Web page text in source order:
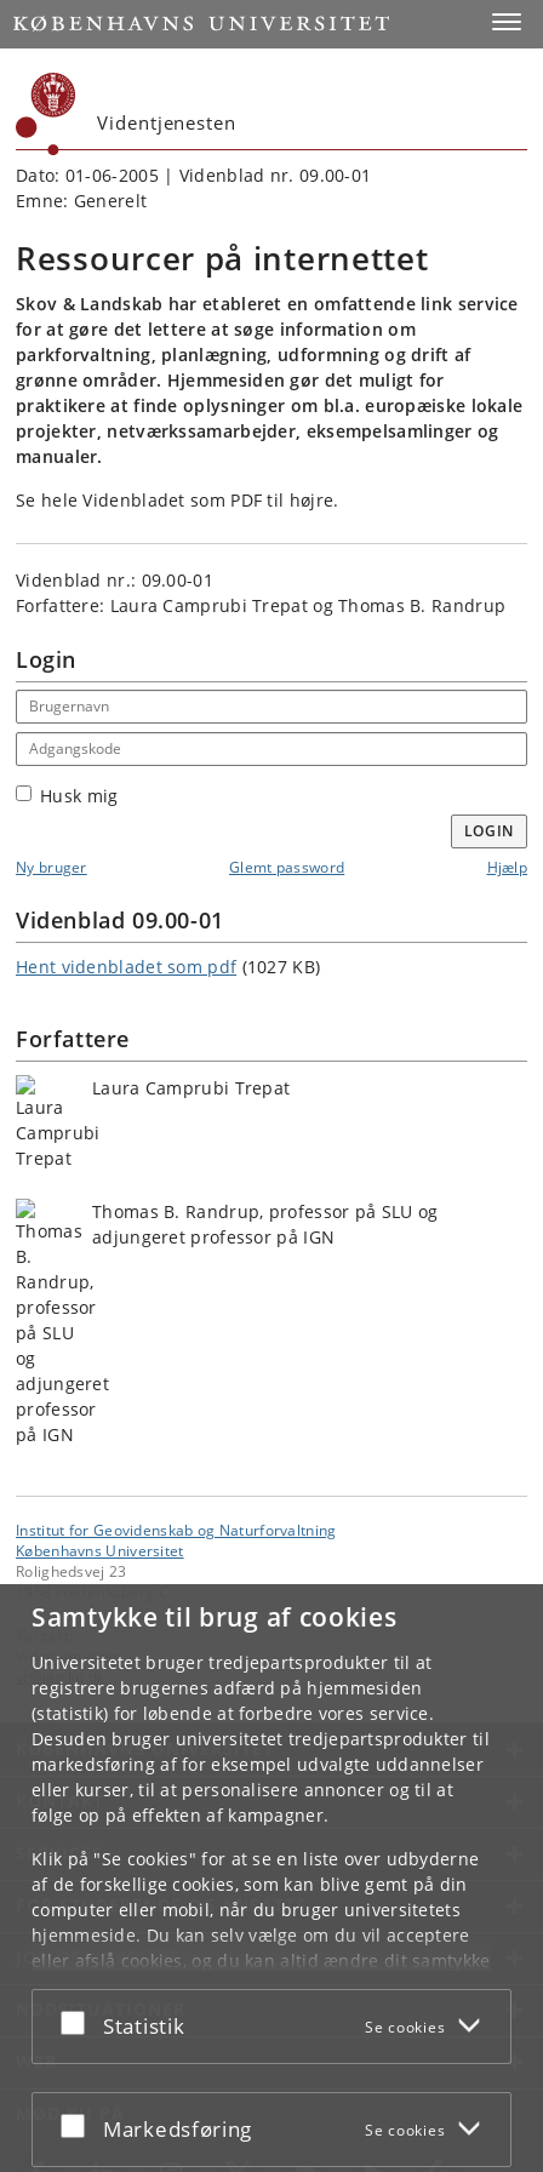
Samtykke til brug af cookies
Universitetet bruger tredjepartsprodukter til at
registrere brugernes adfærd på hjemmesiden
(statistik) for løbende at forbedre vores service.
Desuden bruger universitetet tredjepartsprodukter til
markedsføring af for eksempel udvalgte uddannelser
eller kurser, til at personalisere annoncer og til at
følge op på effekten af kampagner.
Klik på "Se cookies" for at se en liste over udbyderne
af de forskellige cookies, som kan blive gemt på din
computer eller mobil, når du bruger universitetets
hjemmeside. Du kan selv vælge om du vil acceptere
eller afslå cookies, og du kan altid ændre dit samtykke
underCookie- og privatlivspolitiksom du finder i
bunden af hver side.
Acceptér eller afslå
Statistik Se cookies
Acceptér eller afslå
Markedsføring Se cookies
Start
Videntjenesten
Dato: 01-06-2005 | Videnblad nr. 09.00-01
Emne: Generelt
Ressourcer på internettet
Skov & Landskab har etableret en omfattende link service
for at gøre det lettere at søge information om
parkforvaltning, planlægning, udformning og drift af
grønne områder. Hjemmesiden gør det muligt for
praktikere at finde oplysninger om bl.a. europæiske lokale
projekter, netværkssamarbejder, eksempelsamlinger og
manualer.
Se hele Videnbladet som PDF til højre.
Videnblad nr.: 09.00-01
Forfattere: Laura Camprubi Trepat og Thomas B. Randrup
Login
Email address
Adgangskode
Husk mig
LOGIN
Ny bruger
Glemt password Hjælp
Videnblad 09.00-01
Hent videnbladet som pdf (1027 KB)
Forfattere
Laura Camprubi Trepat
Thomas B. Randrup, professor på SLU og
adjungeret professor på IGN
Institut for Geovidenskab og Naturforvaltning
Københavns Universitet
Rolighedsvej 23
Videntjenesten
KØBENHAVNS UNIVERSITET
KONTAKT
SERVICES
FOR STUDERENDE OG ANSATTE
JOB OG KARRIERE
NØDSITUATIONER
WEB
MØD KU PÅ